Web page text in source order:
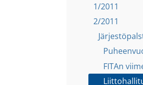
1/2011
2/2011
FITAn